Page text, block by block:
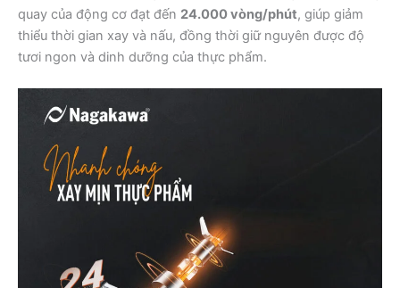
quay của động cơ đạt đến 24.000 vòng/phút, giúp giảm
thiểu thời gian xay và nấu, đồng thời giữ nguyên được độ
tươi ngon và dinh dưỡng của thực phẩm.